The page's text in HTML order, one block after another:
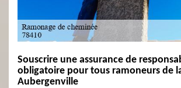
Souscrire une assurance de
obligatoire pour tous ramoneurs de
Aubergenville